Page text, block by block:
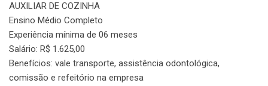
AUXILIAR DE COZINHA
Ensino Médio Completo
Experiência mínima de 06 meses
Salário: R$ 1.625,00
Benefícios: vale transporte, assistência odontológica,
comissão e refeitório na empresa